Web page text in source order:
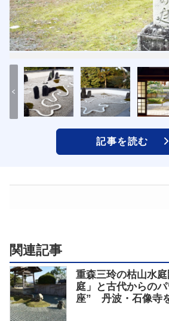
記事を読む
関連記事
重森三玲の枯山水
庭」と古代からの
座” 丹波・石像寺